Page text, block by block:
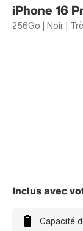
iPhone 16
256Go | Noir |
Inclus avec
Capacité